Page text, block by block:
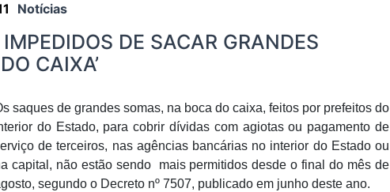
Notícias
DE SACAR GRANDES
CAIXA’
saques de grandes somas, na boca do caixa, feitos por prefeitos do
do Estado, para cobrir dívidas com agiotas ou pagamento de
de terceiros, nas agências bancárias no interior do Estado ou
capital, não estão sendo mais permitidos desde o final do mês de
segundo o Decreto nº 7507, publicado em junho deste ano.